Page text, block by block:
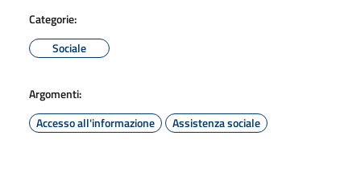
Categorie:
Sociale
Argomenti:
Accesso all'informazione
Assistenza sociale